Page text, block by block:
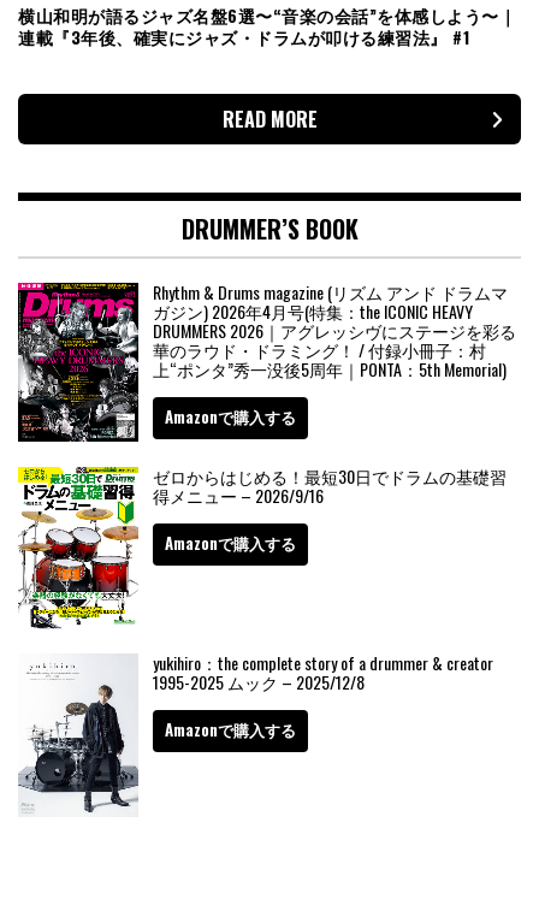
横山和明が語るジャズ名盤6選〜“音楽の会話”を体感しよう〜｜
連載『3年後、確実にジャズ・ドラムが叩ける練習法』 #1
READ MORE
DRUMMER’S BOOK
Rhythm & Drums magazine (リズム アンド ドラムマ
ガジン) 2026年4月号(特集：the ICONIC HEAVY
DRUMMERS 2026｜アグレッシヴにステージを彩る
華のラウド・ドラミング！ / 付録小冊子：村
上“ポンタ”秀一没後5周年｜PONTA：5th Memorial)
Amazonで購入する
ゼロからはじめる！最短30日でドラムの基礎習
得メニュー – 2026/9/16
Amazonで購入する
yukihiro：the complete story of a drummer & creator
1995-2025 ムック – 2025/12/8
Amazonで購入する